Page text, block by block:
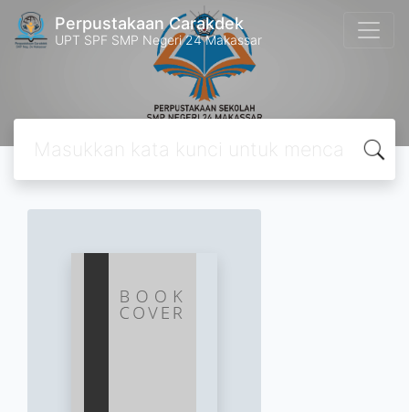
Perpustakaan Carakdek
UPT SPF SMP Negeri 24 Makassar